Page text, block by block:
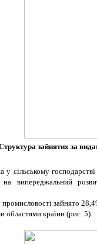
зайнятих за
сільському
на випереджальний
зайнято
областями країни (рис. 5).